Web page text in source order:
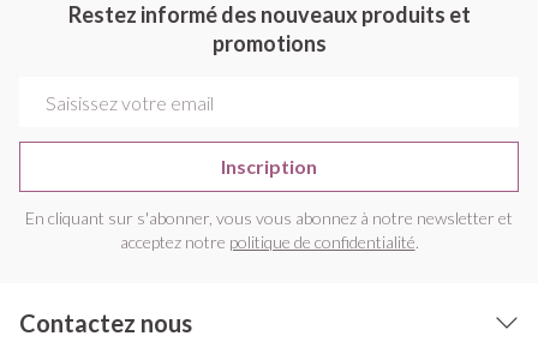
Restez informé des nouveaux produits et
promotions
Inscription
En cliquant sur s'abonner, vous vous abonnez à notre newsletter et
acceptez notre politique de confidentialité.
Contactez nous